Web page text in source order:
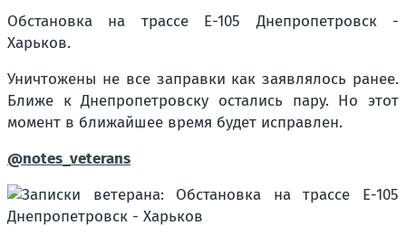
Обстановка на трассе Е-105 Днепропетровск -
Харьков.
Уничтожены не все заправки как заявлялось ранее.
Ближе к Днепропетровску остались пару. Но этот
момент в ближайшее время будет исправлен.
@notes_veterans